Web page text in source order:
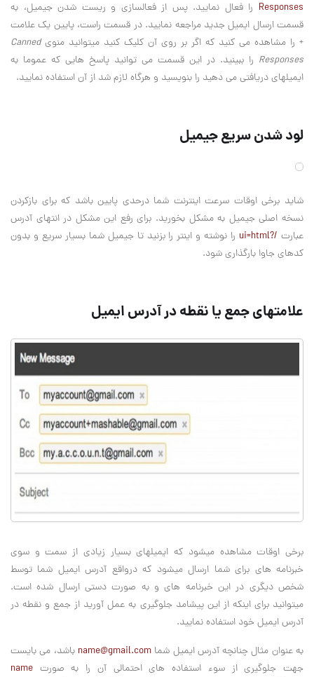
Responses را فعال نمایید. پس از فعالسازی و ریست شدن جیمیل، به
قسمت ارسال ایمیل جدید مراجعه نمایید. در قسمت راست، پایین یک علامت
+ را مشاهده می کنید که اگر بر روی آن کلیک کنید میتوانید منویCanned
Responses را ببینید. در این قسمت می توانید پاسخ هایی که عموما به
ایمیلهای دریافتی می دهید را بنویسید و هرگاه لازم شد از آن استفاده نمایید.
لود شدن سریع جیمیل
شاید برخی اوقات سرعت اینترنت شما درحدی پایین باشد که برای بازکردن
نسخه اصلی جیمیل به مشکل بخورید. برای رفع این مشکل در انتهای آدرس
عبارت /?ui=html
را نوشته و اینتر را بزنید تا جیمیل شما بسیار سریع و بدون
کدهای جاوا بارگذاری شود.
علامتهای جمع یا نقطه در آدرس ایمیل
برخی اوقات مشاهده میشود که ایمیلهای بسیار زیادی از سمت و سوی
خبرنامه های برای شما ارسال میشود که درواقع آدرس ایمیل شما توسط
شخص دیگری در این خبرنامه های و به صورت دستی ارسال شده است.
میتوانید برای اینکه از این پیشامد جلوگیری به عمل آورید از جمع و نقطه در
آدرس ایمیل خود استفاده نمایید.
به عنوان مثال چنانچه آدرس ایمیل شماname@gmail.com باشد، می بایست
جهت جلوگیری از سوء استفاده های احتمالی آن را به صورت name